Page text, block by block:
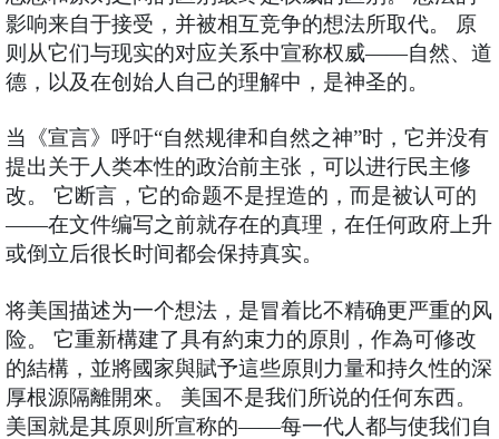
影响来自于接受，并被相互竞争的想法所取代。 原
则从它们与现实的对应关系中宣称权威——自然、道
德，以及在创始人自己的理解中，是神圣的。
当《宣言》呼吁“自然规律和自然之神”时，它并没有
提出关于人类本性的政治前主张，可以进行民主修
改。 它断言，它的命题不是捏造的，而是被认可的
——在文件编写之前就存在的真理，在任何政府上升
或倒立后很长时间都会保持真实。
将美国描述为一个想法，是冒着比不精确更严重的风
险。 它重新構建了具有約束力的原則，作為可修改
的結構，並將國家與賦予這些原則力量和持久性的深
厚根源隔離開來。 美国不是我们所说的任何东西。
美国就是其原则所宣称的——每一代人都与使我们自